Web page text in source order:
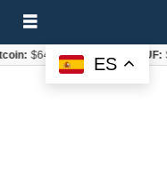
ES
(+2.93%)